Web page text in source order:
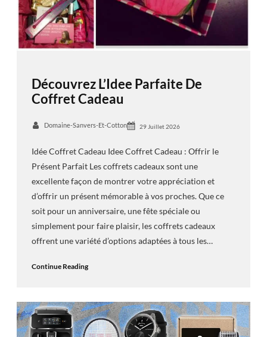
Découvrez L’Idee Parfaite De
Coffret Cadeau
Domaine-Sanvers-Et-Cotton 29 Juillet 2026
Idée Coffret Cadeau Idee Coffret Cadeau : Offrir le
Présent Parfait Les coffrets cadeaux sont une
excellente façon de montrer votre appréciation et
d’offrir un présent mémorable à vos proches. Que ce
soit pour un anniversaire, une fête spéciale ou
simplement pour faire plaisir, les coffrets cadeaux
offrent une variété d’options adaptées à tous les…
Continue Reading